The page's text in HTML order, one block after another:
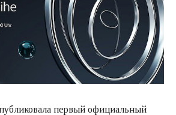
первый официальный